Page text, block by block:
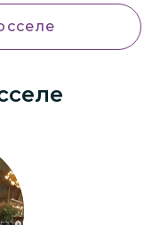
дворец и
Ушли с